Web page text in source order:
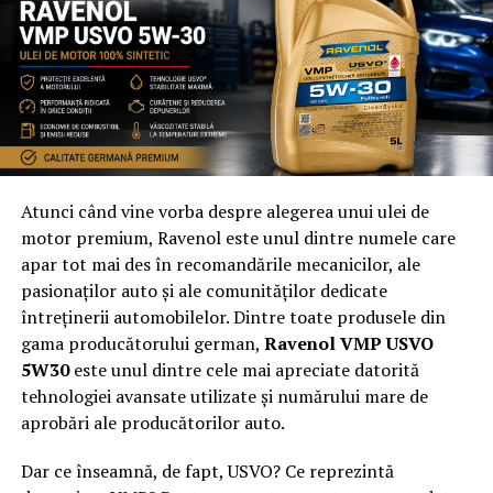
explicăNicolae Rusei,Vicepreședinte FPIOR.
Pe termen mediu, riscul major este intrarea într-un cerc
vicios: costurile cresc, prețurile urcă, consumul scade,
iar presiunea asupra operatorilor se amplifică. În lipsa
unor măsuri care să aducă predictibilitate fiscală și să
susțină puterea de cumpărare, această spirală poate
accelera contracția sectorului.
Mai mult decât atât, efectele nu se limitează la industrie.
HoReCa funcționează ca un barometru social al
economiei. Atunci când oamenii încep să reducă ieșirile,
să amâne experiențele și să prioritizeze strictul necesar,
semnalul transmis este unul clar: nu asistăm doar la o
ajustare sectorială, ci la o schimbare profundă de
comportament, cu implicații mai largi asupra economiei.
În acest peisaj, creșterea devine o noțiune relativă. Nu
Atunci când vine vorba despre alegerea unui ulei de
motor premium, Ravenol este unul dintre numele care
apar tot mai des în recomandările mecanicilor, ale
pasionaților auto și ale comunităților dedicate
întreținerii automobilelor. Dintre toate produsele din
gama producătorului german, Ravenol VMP USVO
5W30este unul dintre cele mai apreciate datorită
tehnologiei avansate utilizate și numărului mare de
aprobări ale producătorilor auto.
Dar ce înseamnă, de fapt, USVO? Ce reprezintă